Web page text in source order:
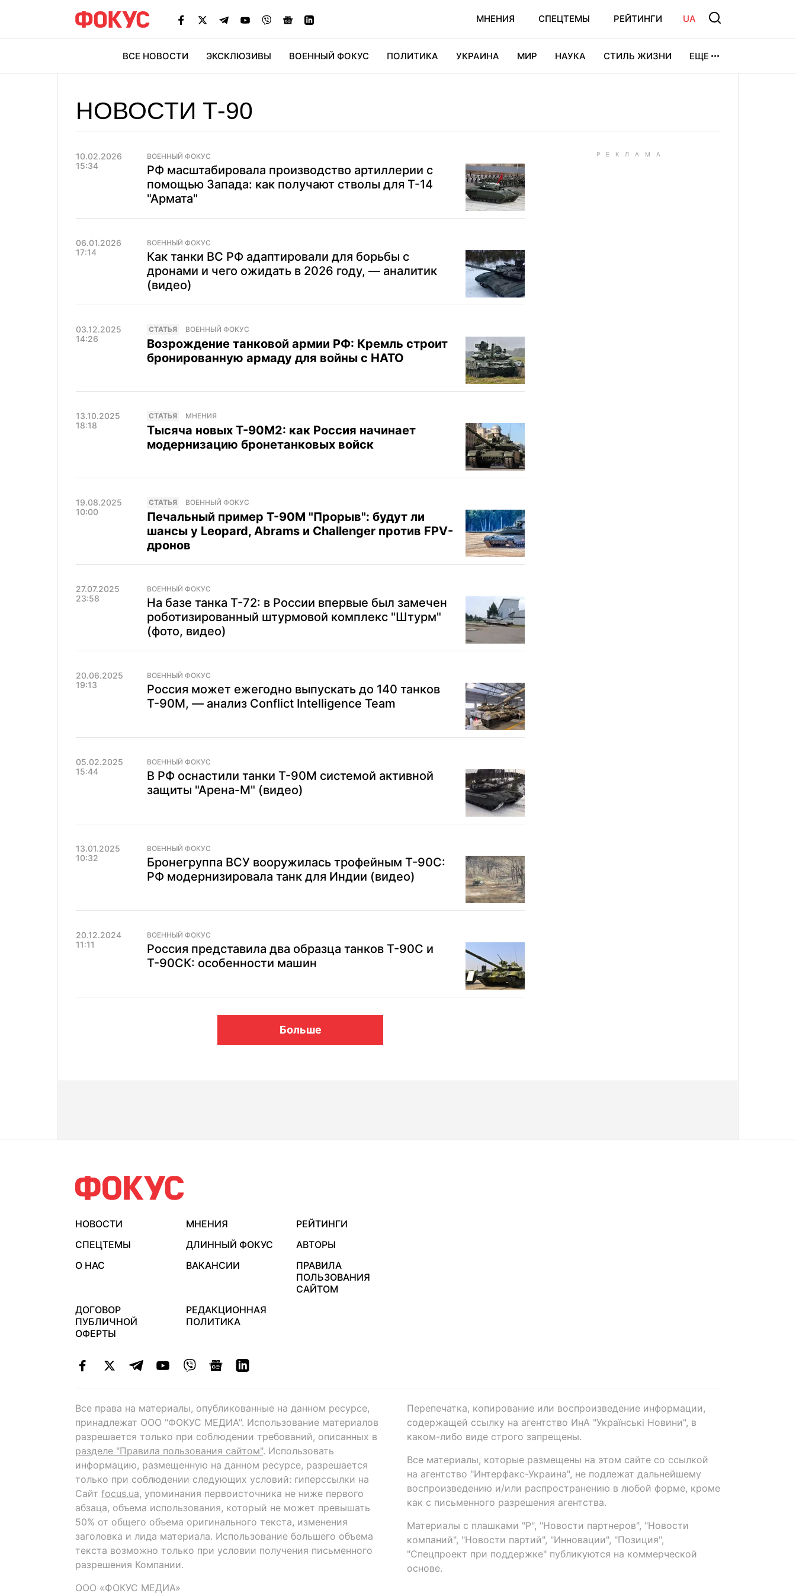
МНЕНИЯ СПЕЦТЕМЫ РЕЙТИНГИ UA
ВСЕ НОВОСТИ ЭКСКЛЮЗИВЫ ВОЕННЫЙ ФОКУС ПОЛИТИКА УКРАИНА МИР НАУКА СТИЛЬ ЖИЗНИ ЕЩЕ
НОВОСТИ Т-90
10.02.2026
15:34
ВОЕННЫЙ ФОКУС
РФ масштабировала производство артиллерии с
помощью Запада: как получают стволы для Т-14
"Армата"
06.01.2026
17:14
ВОЕННЫЙ ФОКУС
Как танки ВС РФ адаптировали для борьбы с
дронами и чего ожидать в 2026 году, — аналитик
(видео)
03.12.2025
14:26
CТАТЬЯ ВОЕННЫЙ ФОКУС
Возрождение танковой армии РФ: Кремль строит
бронированную армаду для войны с НАТО
13.10.2025
18:18
CТАТЬЯ МНЕНИЯ
Тысяча новых Т-90М2: как Россия начинает
модернизацию бронетанковых войск
19.08.2025
10:00
CТАТЬЯ ВОЕННЫЙ ФОКУС
Печальный пример Т-90М "Прорыв": будут ли
шансы у Leopard, Abrams и Challenger против FPV-
дронов
27.07.2025
23:58
ВОЕННЫЙ ФОКУС
На базе танка Т-72: в России впервые был замечен
роботизированный штурмовой комплекс "Штурм"
(фото, видео)
20.06.2025
19:13
ВОЕННЫЙ ФОКУС
Россия может ежегодно выпускать до 140 танков
Т-90М, — анализ Conflict Intelligence Team
05.02.2025
15:44
ВОЕННЫЙ ФОКУС
В РФ оснастили танки Т-90М системой активной
защиты "Арена-М" (видео)
13.01.2025
10:32
ВОЕННЫЙ ФОКУС
Бронегруппа ВСУ вооружилась трофейным Т-90С:
РФ модернизировала танк для Индии (видео)
20.12.2024
11:11
ВОЕННЫЙ ФОКУС
Россия представила два образца танков Т-90С и
Т-90СК: особенности машин
Больше
НОВОСТИ МНЕНИЯ
РЕЙТИНГИ
СПЕЦТЕМЫ
ДЛИННЫЙ ФОКУС
АВТОРЫ
О НАС
ВАКАНСИИ
ПРАВИЛА
ПОЛЬЗОВАНИЯ
САЙТОМ
ДОГОВОР
ПУБЛИЧНОЙ
ОФЕРТЫ
РЕДАКЦИОННАЯ
ПОЛИТИКА
Все права на материалы, опубликованные на данном ресурсе,
принадлежат ООО "ФОКУС МЕДИА". Использование материалов
разрешается только при соблюдении требований, описанных в
разделе "Правила пользования сайтом". Использовать
информацию, размещенную на данном ресурсе, разрешается
только при соблюдении следующих условий: гиперссылки на
Сайт focus.ua, упоминания первоисточника не ниже первого
абзаца, объема использования, который не может превышать
50% от общего объема оригинального текста, изменения
заголовка и лида материала. Использование большего объема
текста возможно только при условии получения письменного
разрешения Компании.
ООО «ФОКУС МЕДИА»
Перепечатка, копирование или воспроизведение информации,
содержащей ссылку на агентство ИнА "Українські Новини", в
каком-либо виде строго запрещены.
Все материалы, которые размещены на этом сайте со ссылкой
на агентство "Интерфакс-Украина", не подлежат дальнейшему
воспроизведению и/или распространению в любой форме, кроме
как с письменного разрешения агентства.
Материалы с плашками "Р", "Новости партнеров", "Новости
компаний", "Новости партий", "Инновации", "Позиция",
"Спецпроект при поддержке" публикуются на коммерческой
основе.